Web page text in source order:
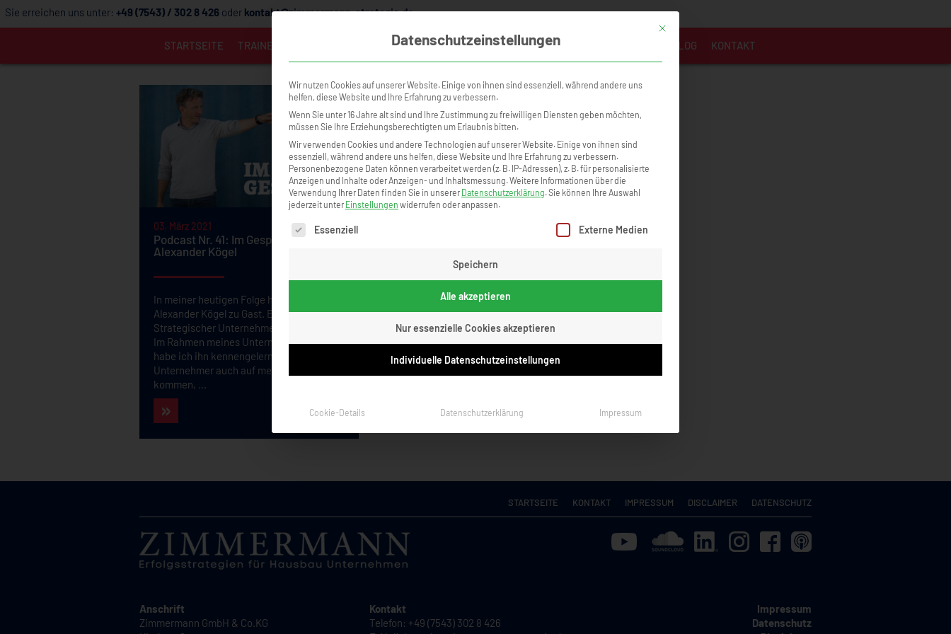
Sie erreichen uns unter: +49 (7543) / 302 8 426 oder kontakt@zimmermann-strategie.de
STARTSEITE TRAINER KURSKALENDER ONLINE ACADEMY TEILNEHMERSTIMMEN BLOG KONTAKT
03. März 2021
Podcast Nr. 41: Im Gespräch mit
Alexander Kögel
In meiner heutigen Folge habe ich
Alexander Kögel zu Gast. Er ist
Strategischer Unternehmensentwickler.
Im Rahmen meines Unternehmertrainings
habe ich ihn kennengelernt, da viele
Unternehmer auch auf mein Training
kommen, ...
DATENSCHUTZ
DISCLAIMER
IMPRESSUM
KONTAKT
STARTSEITE
Anschrift
Zimmermann GmbH & Co.KG
Kontakt
Telefon: +49 (7543) 302 8 426
Impressum
Datenschutz
Mit diesem Button wird der Dialog geschlossen. Seine Funktionalität ist
Datenschutzeinstellungen
Wir nutzen Cookies auf unserer Website. Einige von ihnen sind essenziell, während andere uns
helfen, diese Website und Ihre Erfahrung zu verbessern.
Wenn Sie unter 16 Jahre alt sind und Ihre Zustimmung zu freiwilligen Diensten geben möchten,
müssen Sie Ihre Erziehungsberechtigten um Erlaubnis bitten.
Wir verwenden Cookies und andere Technologien auf unserer Website. Einige von ihnen sind
essenziell, während andere uns helfen, diese Website und Ihre Erfahrung zu verbessern.
Personenbezogene Daten können verarbeitet werden (z. B. IP-Adressen), z. B. für personalisierte
Anzeigen und Inhalte oder Anzeigen- und Inhaltsmessung.Weitere Informationen über die
Verwendung Ihrer Daten finden Sie in unserer Datenschutzerklärung.Sie können Ihre Auswahl
jederzeit unter Einstellungen widerrufen oder anpassen.
Es folgt eine Liste der Service-Gruppen, für die eine Einwilligung erteilt werden kann. Die erste Service-Gruppe ist essenziell und kann nicht
Essenziell Externe Medien
Speichern
Alle akzeptieren
Nur essenzielle Cookies akzeptieren
Individuelle Datenschutzeinstellungen
Cookie-Details Datenschutzerklärung Impressum